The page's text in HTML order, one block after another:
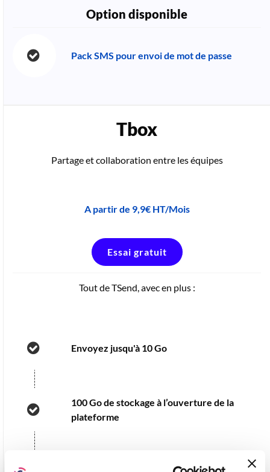
Option disponible
Pack SMS pour envoi de mot de passe
Tbox
Partage et collaboration entre les équipes
A partir de 9,9€ HT/Mois
Essai gratuit
Tout de TSend, avec en plus :
Envoyez jusqu'à 10 Go
100 Go de stockage à l’ouverture de la
plateforme